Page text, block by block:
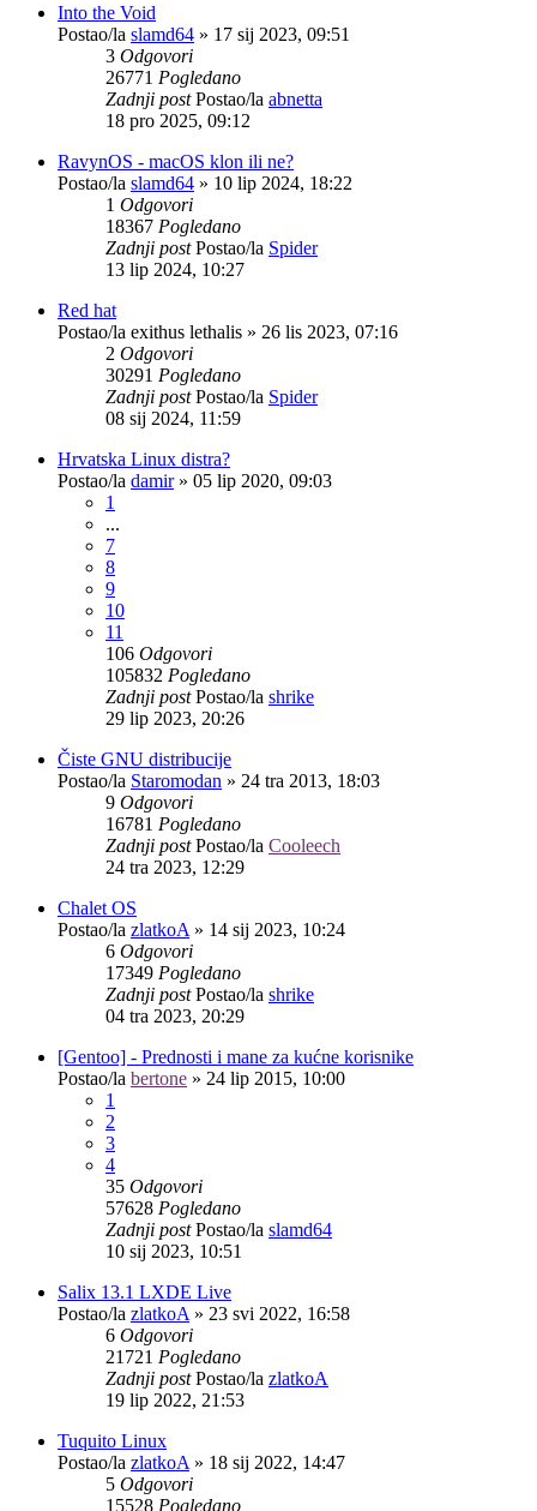
Into the Void
Postao/la slamd64 » 17 sij 2023, 09:51
3 Odgovori
26771 Pogledano
Zadnji postPostao/la abnetta
18 pro 2025, 09:12
RavynOS - macOS klon ili ne?
Postao/la slamd64 » 10 lip 2024, 18:22
1 Odgovori
18367 Pogledano
Zadnji postPostao/la Spider
13 lip 2024, 10:27
Red hat
Postao/la exithus lethalis » 26 lis 2023, 07:16
2 Odgovori
30291 Pogledano
Zadnji postPostao/la Spider
08 sij 2024, 11:59
Hrvatska Linux distra?
Postao/la damir» 05 lip 2020, 09:03
1
...
7
8
9
10
11
106 Odgovori
105832 Pogledano
Zadnji postPostao/la shrike
29 lip 2023, 20:26
Čiste GNU distribucije
Postao/la Staromodan » 24 tra 2013, 18:03
9 Odgovori
16781 Pogledano
Zadnji postPostao/la Cooleech
24 tra 2023, 12:29
Chalet OS
Postao/la zlatkoA » 14 sij 2023, 10:24
6 Odgovori
17349 Pogledano
Zadnji postPostao/la shrike
04 tra 2023, 20:29
[Gentoo] - Prednosti i mane za kućne korisnike
Postao/la bertone » 24 lip 2015, 10:00
1
2
3
4
35 Odgovori
57628 Pogledano
Zadnji postPostao/la slamd64
10 sij 2023, 10:51
Salix 13.1 LXDE Live
Postao/la zlatkoA » 23 svi 2022, 16:58
6 Odgovori
21721 Pogledano
Zadnji postPostao/la zlatkoA
19 lip 2022, 21:53
Tuquito Linux
Postao/la zlatkoA » 18 sij 2022, 14:47
5 Odgovori
15528 Pogledano